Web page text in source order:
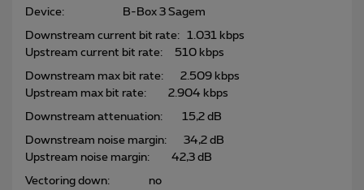
Device: B-Box 3 Sagem
Downstream current bit rate: 1.031 kbps
Upstream current bit rate: 510 kbps
Downstream max bit rate: 2.509 kbps
Upstream max bit rate: 2.904 kbps
Downstream attenuation: 15,2 dB
Downstream noise margin: 34,2 dB
Upstream noise margin: 42,3 dB
Vectoring down: no